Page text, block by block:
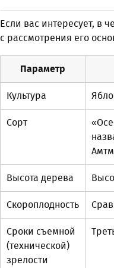
Если вас интересует, в
с рассмотрения его
Параметр
Культура
Сорт
Высота дерева
Скороплодность
Сроки съемной
(технической)
зрелости